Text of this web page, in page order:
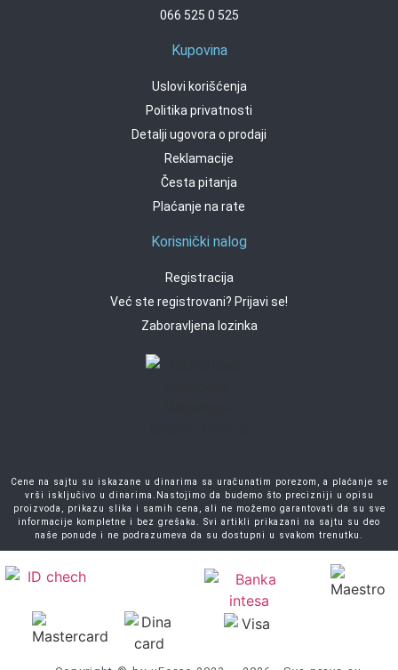
066 525 0 525
Kupovina
Uslovi korišćenja
Politika privatnosti
Detalji ugovora o prodaji
Reklamacije
Česta pitanja
Plaćanje na rate
Korisnički nalog
Registracija
Već ste registrovani? Prijavi se!
Zaboravljena lozinka
Cene na sajtu su iskazane u dinarima sa uračunatim porezom, a plaćanje se
vrši isključivo u dinarima.Nastojimo da budemo što precizniji u opisu
proizvoda, prikazu slika i samih cena, ali ne možemo garantovati da su sve
informacije kompletne i bez grešaka. Svi artikli prikazani na sajtu su deo
naše ponude i ne podrazumeva da su dostupni u svakom trenutku.